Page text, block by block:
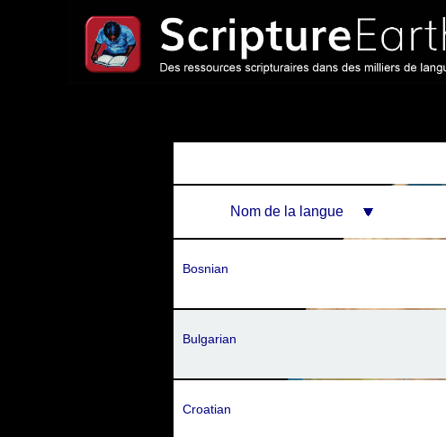
Nom de la langue
Bosnian
Bulgarian
Croatian